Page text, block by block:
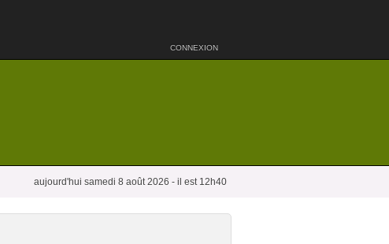
CONNEXION
aujourd'hui samedi 8 août 2026 - il est 12h40